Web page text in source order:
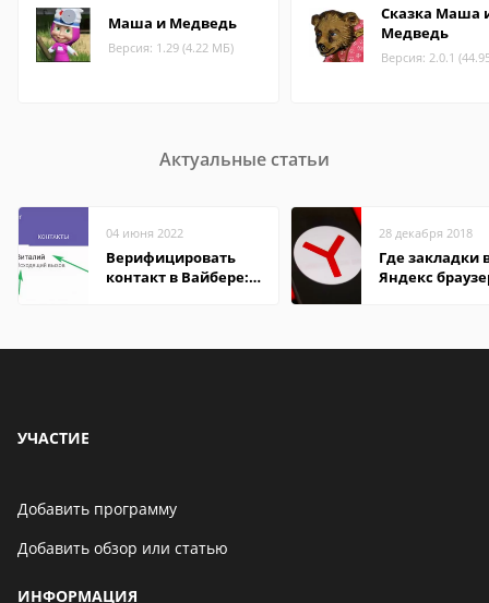
Маша и Медведь
Версия: 1.29 (4.22 МБ)
Сказка Маша
Медведь
Версия: 2.0.1
Актуальные статьи
04 июня 2022
Верифицировать
контакт в Вайбере:
28 декабря 2018
Где закладки
Яндекс
УЧАСТИЕ
Добавить программу
Добавить обзор или статью
ИНФОРМАЦИЯ